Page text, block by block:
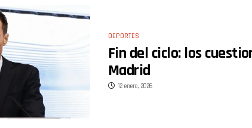
DEPORTES
Fin del ciclo: los
Madrid
12 enero, 2026